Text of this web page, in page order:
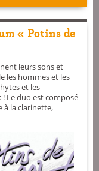
« Potins de
leurs sons et
les hommes et les
et les
Le duo est composé
à la clarinette,